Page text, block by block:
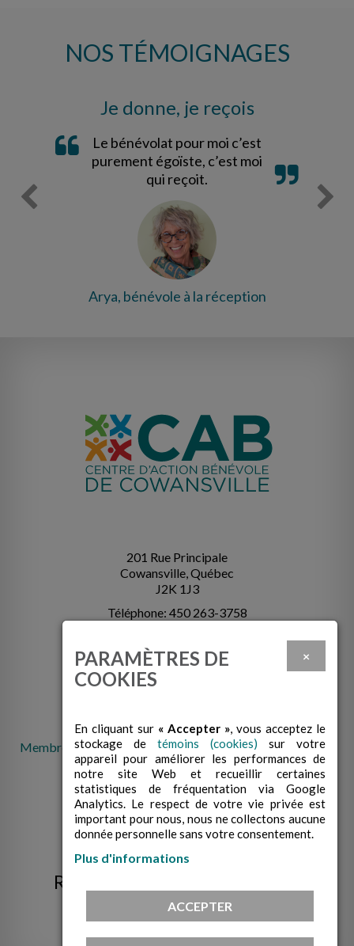
NOS TÉMOIGNAGES
Je donne, je reçois
Le bénévolat pour moi c’est
purement égoïste, c’est moi
qui reçoit.
Arya, bénévole à la réception
201 Rue Principale
Cowansville, Québec
J2K 1J3
Téléphone: 450 263-3758
Membre de la Fédération des centres d'action bénévole du
Québec
RECEVEZ NOS INFOLETTRES!
M’INSCRIRE À L’INFOLETTRE
×
PARAMÈTRES DE
COOKIES
En cliquant sur « Accepter », vous acceptez le
stockage de témoins (cookies) sur votre
appareil pour améliorer les performances de
notre site Web et recueillir certaines
statistiques de fréquentation via Google
Analytics. Le respect de votre vie privée est
important pour nous, nous ne collectons aucune
donnée personnelle sans votre consentement.
Plus d'informations
ACCEPTER